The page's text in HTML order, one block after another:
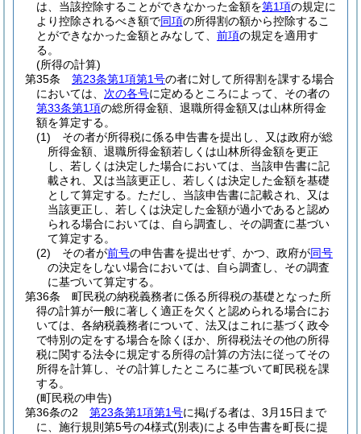
は、当該控除することができなかった金額を第1項の規定に
より控除されるべき額で同項の所得割の額から控除するこ
とができなかった金額とみなして、 前項の規定を適用す
る。
(所得の計算)
第35条
第23条第1項第1号の者に対して所得割を課する場合
においては、 次の各号に定めるところによって、その者の
第33条第1項の総所得金額、退職所得金額又は山林所得金
額を算定する。
(1)
その者が所得税に係る申告書を提出し、又は政府が総
所得金額、退職所得金額若しくは山林所得金額を更正
し、若しくは決定した場合においては、当該申告書に記
載され、又は当該更正し、若しくは決定した金額を基礎
として算定する。 ただし、当該申告書に記載され、又は
当該更正し、若しくは決定した金額が過小であると認め
られる場合においては、自ら調査し、その調査に基づい
て算定する。
(2)
その者が前号の申告書を提出せず、かつ、政府が同号
の決定をしない場合においては、自ら調査し、その調査
に基づいて算定する。
第36条
町民税の納税義務者に係る所得税の基礎となった所
得の計算が一般に著しく適正を欠くと認められる場合にお
いては、各納税義務者について、法又はこれに基づく政令
で特別の定をする場合を除くほか、所得税法その他の所得
税に関する法令に規定する所得の計算の方法に従ってその
所得を計算し、その計算したところに基づいて町民税を課
する。
(町民税の申告)
第36条の2
第23条第1項第1号に掲げる者は、3月15日まで
に、施行規則第5号の4様式(別表)による申告書を町長に提